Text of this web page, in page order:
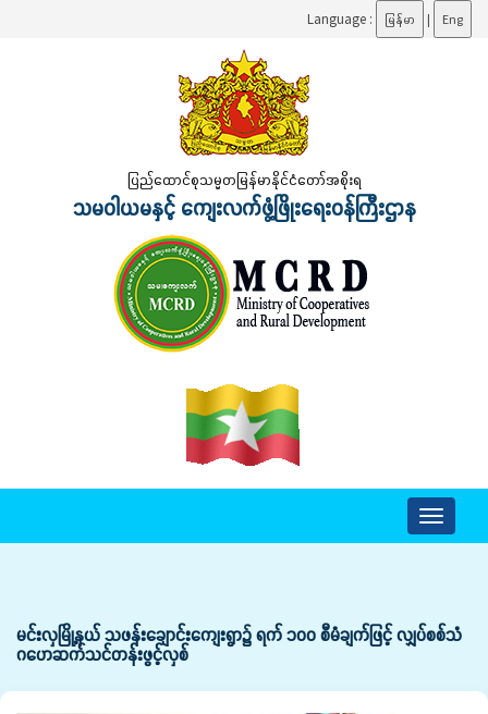
Language : မြန်မာ | Eng
ပြည်ထောင်စုသမ္မတမြန်မာနိုင်ငံတော်အစိုးရ
သမဝါယမနှင့် ကျေးလက်ဖွံ့ဖြိုးရေးဝန်ကြီးဌာန
Toggle
မင်းလှမြို့နယ် သဖန်းချောင်းကျေးရွာ၌ ရက် ၁၀၀ စီမံချက်ဖြင့် လျှပ်စစ်သံ
ဂဟေဆက်သင်တန်းဖွင့်လှစ်